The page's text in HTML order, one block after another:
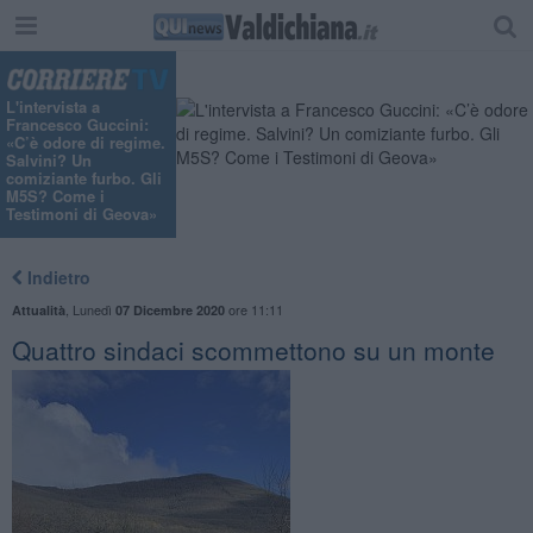
L'intervista a
Francesco Guccini:
«C’è odore di regime.
Salvini? Un
comiziante furbo. Gli
M5S? Come i
Testimoni di Geova»
Indietro
Attualità Lunedì 07 Dicembre 2020ore 11:11
​Quattro sindaci scommettono su un monte